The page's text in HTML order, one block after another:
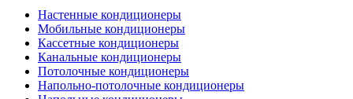
Настенные кондиционеры
Мобильные кондиционеры
Кассетные кондиционеры
Канальные кондиционеры
Потолочные кондиционеры
Напольно-потолочные кондиционеры